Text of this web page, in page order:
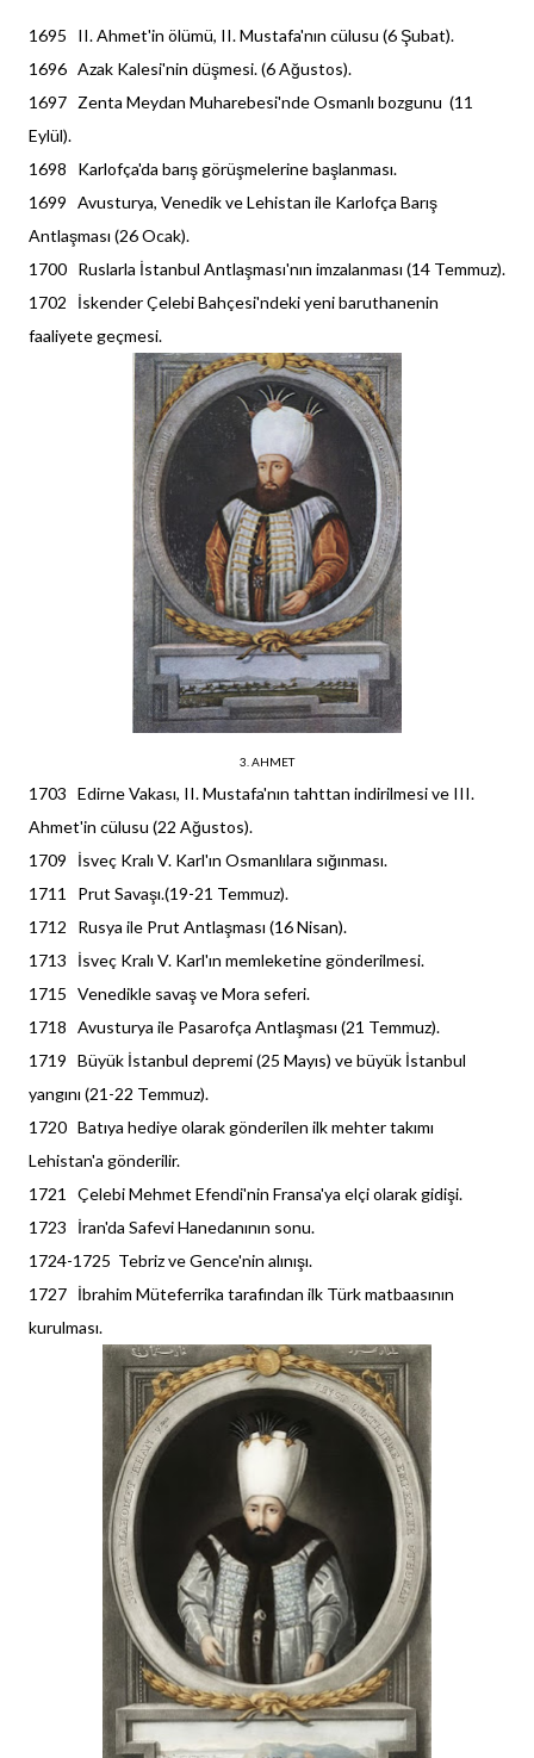
1695 II. Ahmet'in ölümü, II. Mustafa'nın cülusu (6 Şubat).
1696 Azak Kalesi'nin düşmesi. (6 Ağustos).
1697 Zenta Meydan Muharebesi'nde Osmanlı bozgunu (11
Eylül).
1698 Karlofça'da barış görüşmelerine başlanması.
1699 Avusturya, Venedik ve Lehistan ile Karlofça Barış
Antlaşması (26 Ocak).
1700 Ruslarla İstanbul Antlaşması'nın imzalanması (14 Temmuz).
1702 İskender Çelebi Bahçesi'ndeki yeni baruthanenin
faaliyete geçmesi.
3. AHMET
1703 Edirne Vakası, II. Mustafa'nın tahttan indirilmesi ve III.
Ahmet'in cülusu (22 Ağustos).
1709 İsveç Kralı V. Karl'ın Osmanlılara sığınması.
1711 Prut Savaşı.(19-21 Temmuz).
1712 Rusya ile Prut Antlaşması (16 Nisan).
1713 İsveç Kralı V. Karl'ın memleketine gönderilmesi.
1715 Venedikle savaş ve Mora seferi.
1718 Avusturya ile Pasarofça Antlaşması (21 Temmuz).
1719 Büyük İstanbul depremi (25 Mayıs) ve büyük İstanbul
yangını (21-22 Temmuz).
1720 Batıya hediye olarak gönderilen ilk mehter takımı
Lehistan'a gönderilir.
1721 Çelebi Mehmet Efendi'nin Fransa'ya elçi olarak gidişi.
1723 İran'da Safevi Hanedanının sonu.
1724-1725 Tebriz ve Gence'nin alınışı.
1727 İbrahim Müteferrika tarafından ilk Türk matbaasının
kurulması.